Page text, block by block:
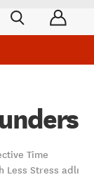
Time
Less Stress adlı